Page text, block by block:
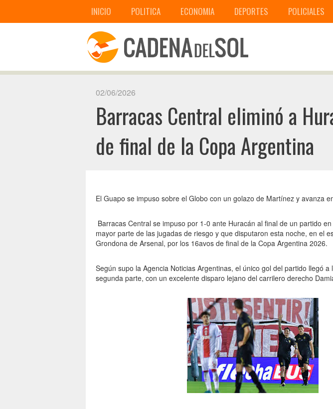
INICIO POLITICA ECONOMIA DEPORTES POLICIALES
02/06/2026
Barracas Central eliminó a
de final de la Copa Argentina
El Guapo se impuso sobre el Globo con un golazo de Martínez y avanza
Barracas Central se impuso por 1-0 ante Huracán al final de un partido
mayor parte de las jugadas de riesgo y que disputaron esta noche, en el
Grondona de Arsenal, por los 16avos de final de la Copa Argentina 2026.
Según supo la Agencia Noticias Argentinas, el único gol del partido llegó a
segunda parte, con un excelente disparo lejano del carrilero derecho